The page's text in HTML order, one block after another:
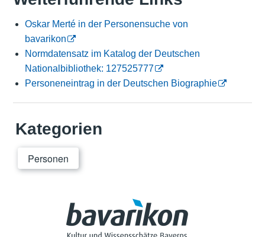
Oskar Merté in der Personensuche von
bavarikon
Normdatensatz im Katalog der Deutschen
Nationalbibliothek: 127525777
Personeneintrag in der Deutschen Biographie
Kategorien
Personen